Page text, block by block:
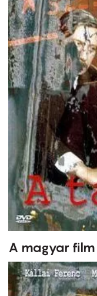
A magyar